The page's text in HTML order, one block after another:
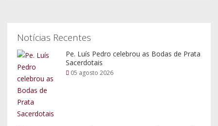
Notícias Recentes
Pe. Luís Pedro celebrou as Bodas de Prata
Sacerdotais
05 agosto 2026